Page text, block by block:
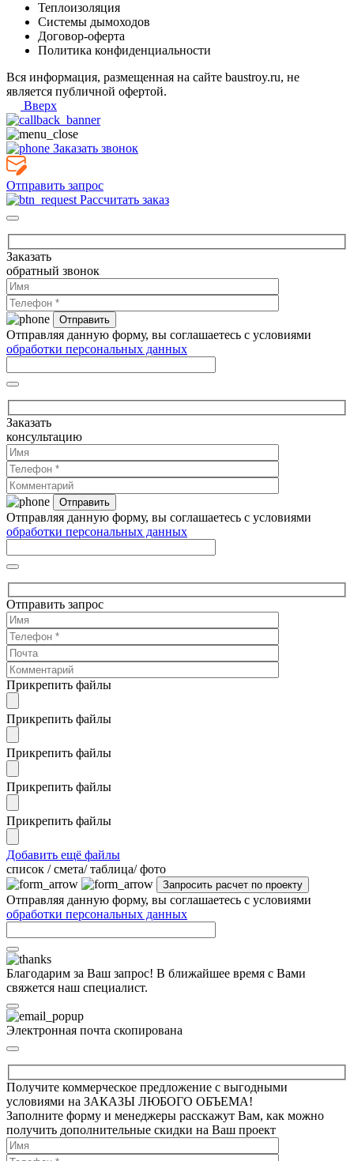
Теплоизоляция
Системы дымоходов
Договор-оферта
Политика конфиденциальности
Вся информация, размещенная на сайте baustroy.ru, не
является публичной офертой.
Вверх
Заказать звонок
Отправить запрос
Рассчитать заказ
Заказать
обратный звонок
Отправляя данную форму, вы соглашаетесь с условиями
обработки персональных данных
Заказать
консультацию
Отправляя данную форму, вы соглашаетесь с условиями
обработки персональных данных
Отправить запрос
Прикрепить файлы
Прикрепить файлы
Прикрепить файлы
Прикрепить файлы
Прикрепить файлы
Добавить ещё файлы
cписок / смета/ таблица/ фото
Отправляя данную форму, вы соглашаетесь с условиями
обработки персональных данных
Благодарим за Ваш запрос! В ближайшее время с Вами
свяжется наш специалист.
Электронная почта скопирована
Получите коммерческое предложение с выгодными
условиями на ЗАКАЗЫ ЛЮБОГО ОБЪЕМА!
Заполните форму и менеджеры расскажут Вам, как можно
получить дополнительные скидки на Ваш проект